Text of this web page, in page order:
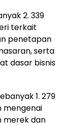
2. 339
terkait
penetapan
serta
dasar bisnis
1. 279
mengenai
merek dan